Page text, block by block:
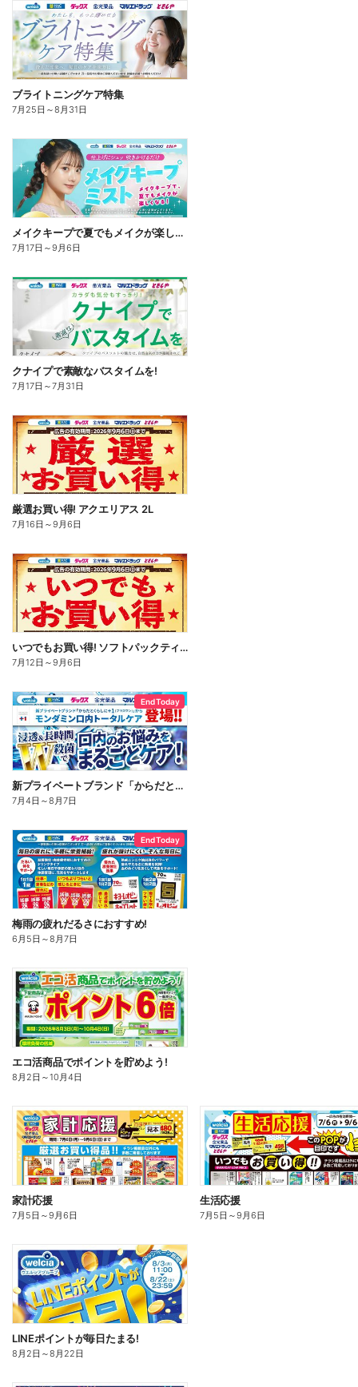
ブライトニングケア特集
7月25日 ～8月31日
メイクキープで夏でもメイクが楽しくなる!
7月17日 ～9月6日
クナイプで素敵なバスタイムを!
7月17日 ～7月31日
厳選お買い得! アクエリアス 2L
7月16日 ～9月6日
いつでもお買い得! ソフトパックティッシュ
7月12日 ～9月6日
End Today
新プライベートブランド「からだとくらしに+1(プラスワン)」よりモンダミン口内トータルケア登場!
7月4日 ～8月7日
End Today
梅雨の疲れだるさにおすすめ!
6月5日 ～8月7日
エコ活商品でポイントを貯めよう!
8月2日 ～10月4日
家計応援
7月5日 ～9月6日
生活応援
7月5日 ～9月6日
LINEポイントが毎日たまる!
8月2日 ～8月22日